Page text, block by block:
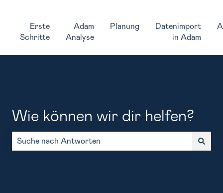
Erste
Schritte
Adam
Analyse
Planung
Datenimport
in Adam
Wie können wir dir helfen?